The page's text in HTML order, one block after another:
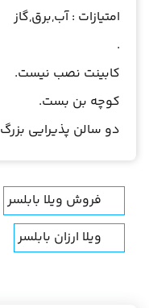
امتیازات : آب,برق,گاز
.
کابینت نصب نیست.
کوچه بن بست.
دو سالن پذیرایی بزرگ
فروش ویلا بابلسر
ویلا ارزان بابلسر